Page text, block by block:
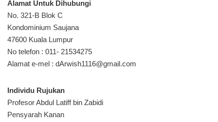
Alamat Untuk Dihubungi
No. 321-B Blok C
Kondominium Saujana
47600 Kuala Lumpur
No telefon : 011- 21534275
Alamat e-mel : dArwish1116@gmail.com
Individu Rujukan
Profesor Abdul Latiff bin Zabidi
Pensyarah Kanan